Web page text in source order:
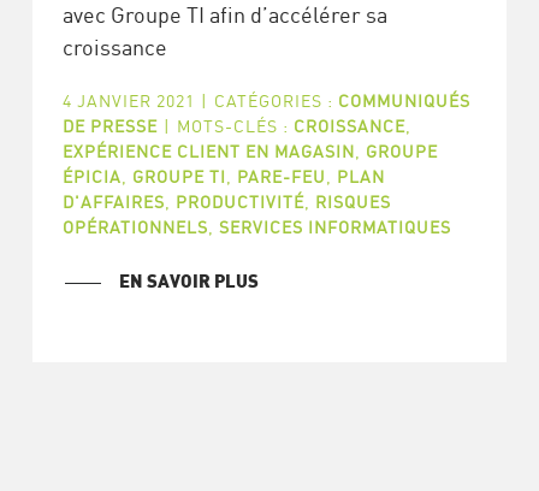
avec Groupe TI afin d’accélérer sa
croissance
4 JANVIER 2021 | CATÉGORIES : COMMUNIQUÉS
DE PRESSE | MOTS-CLÉS : CROISSANCE,
EXPÉRIENCE CLIENT EN MAGASIN
GROUPE
ÉPICIA
GROUPE TI PARE-FEU
PLAN
D'AFFAIRES
PRODUCTIVITÉ, RISQUES
OPÉRATIONNELS SERVICES INFORMATIQUES
EN SAVOIR PLUS